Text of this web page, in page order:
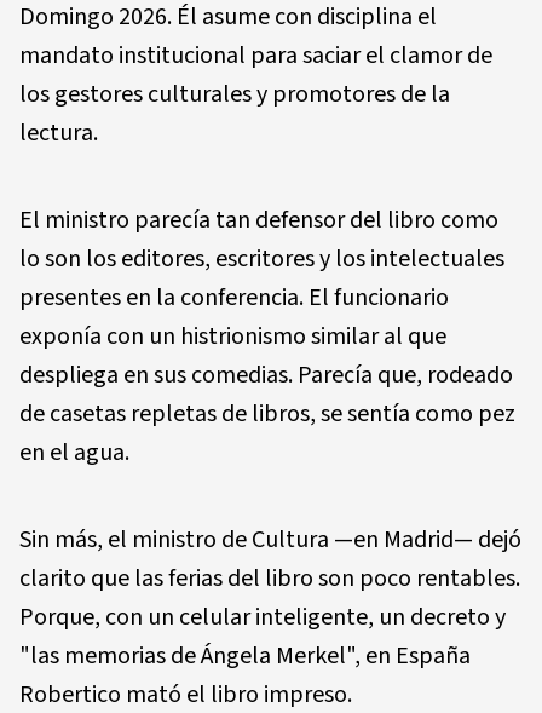
Domingo 2026. Él asume con disciplina el
mandato institucional para saciar el clamor de
los gestores culturales y promotores de la
lectura.
El ministro parecía tan defensor del libro como
lo son los editores, escritores y los intelectuales
presentes en la conferencia. El funcionario
exponía con un histrionismo similar al que
despliega en sus comedias. Parecía que, rodeado
de casetas repletas de libros, se sentía como pez
en el agua.
Sin más, el ministro de Cultura —en Madrid— dejó
clarito que las ferias del libro son poco rentables.
Porque, con un celular inteligente, un decreto y
"las memorias de Ángela Merkel", en España
Robertico mató el libro impreso.